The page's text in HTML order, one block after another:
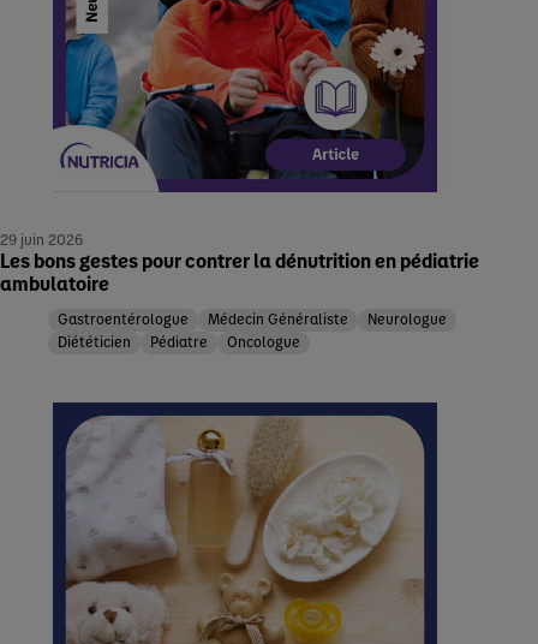
29 juin 2026
Les bons gestes pour contrer la dénutrition en pédiatrie
ambulatoire
Gastroentérologue Médecin Généraliste
Neurologue
Diététicien
Pédiatre Oncologue